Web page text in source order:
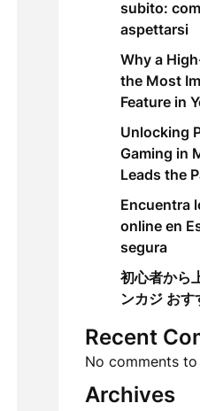
subito:
aspettarsi
Why a
the Most
Feature in
Unlocking
Gaming in
Leads the
Encuentra
online en
segura
初心者から
ンカジ お
Recent
No comments to
Archives